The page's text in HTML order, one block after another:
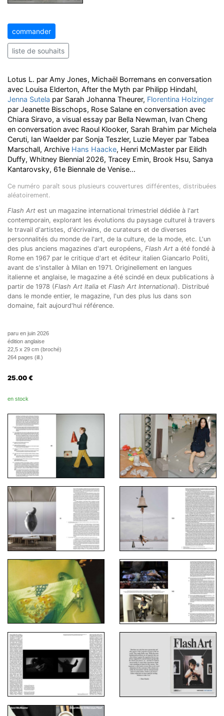
commander
liste de souhaits
Lotus L. par Amy Jones, Michaël Borremans en conversation
avec Louisa Elderton, After the Myth par Philipp Hindahl,
Jenna Sutela par Sarah Johanna Theurer, Florentina Holzinger
par Jeanette Bisschops, Rose Salane en conversation avec
Chiara Siravo, a visual essay par Bella Newman, Ivan Cheng
en conversation avec Raoul Klooker, Sarah Brahim par Michela
Ceruti, Ian Waelder par Sonja Teszler, Luzie Meyer par Tabea
Marschall, Archive Hans Haacke, Henri McMaster par Eilidh
Duffy, Whitney Biennial 2026, Tracey Emin, Brook Hsu, Sanya
Kantarovsky, 61e Biennale de Venise...
Ce numéro paraît sous plusieurs couvertures différentes, distribuées
aléatoirement.
Flash Art est un magazine international trimestriel dédiée à l'art
contemporain, explorant les évolutions du paysage culturel à travers
le travail d'artistes, d'écrivains, de curateurs et de diverses
personnalités du monde de l'art, de la culture, de la mode, etc. L'un
des plus anciens magazines d'art européens, Flash Art a été fondé à
Rome en 1967 par le critique d'art et éditeur italien Giancarlo Politi,
avant de s'installer à Milan en 1971. Originellement en langues
italienne et anglaise, le magazine a été scindé en deux publications à
partir de 1978 (Flash Art Italia et Flash Art International). Distribué
dans le monde entier, le magazine, l'un des plus lus dans son
domaine, fait aujourd'hui référence.
paru en juin 2026
édition anglaise
22,5 x 29 cm (broché)
264 pages (ill.)
25.00 €
en stock